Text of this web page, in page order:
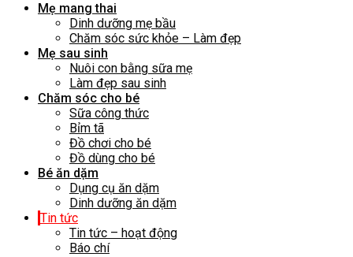
Mẹ mang thai
Dinh dưỡng mẹ bầu
Chăm sóc sức khỏe – Làm đẹp
Mẹ sau sinh
Nuôi con bằng sữa mẹ
Làm đẹp sau sinh
Chăm sóc cho bé
Sữa công thức
Bỉm tã
Đồ chơi cho bé
Đồ dùng cho bé
Bé ăn dặm
Dụng cụ ăn dặm
Dinh dưỡng ăn dặm
Tin tức
Tin tức – hoạt động
Báo chí